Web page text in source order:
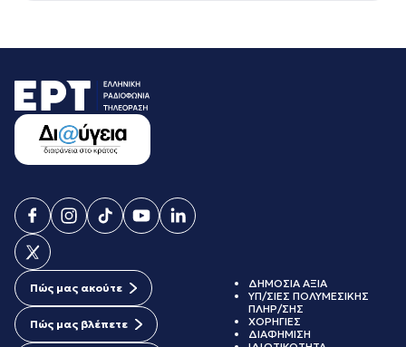
Πώς μας ακούτε
Πώς μας βλέπετε
ΔΗΜΟΣΙΑ ΑΞΙΑ
ΥΠ/ΣΙΕΣ ΠΟΛΥΜΕΣΙΚΗΣ
ΠΛΗΡ/ΣΗΣ
ΧΟΡΗΓΙΕΣ
ΔΙΑΦΗΜΙΣΗ